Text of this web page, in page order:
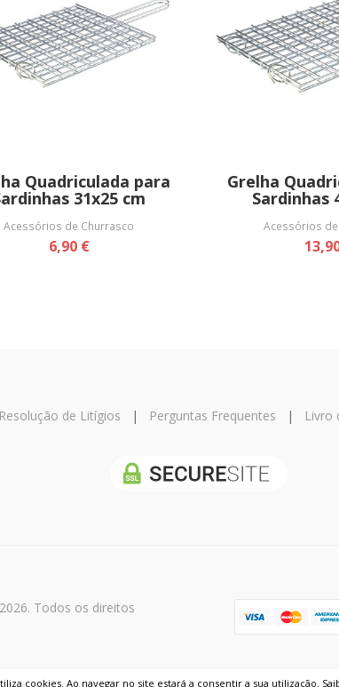
Quadriculada para
31x25 cm
Acessórios de Churrasco
6,90 €
Grelha
Sardinhas
Acessórios
de Litígios | Perguntas Frequentes | Livro
Todos os direitos
cookies. Ao navegar no site estará a consentir a sua utilização.